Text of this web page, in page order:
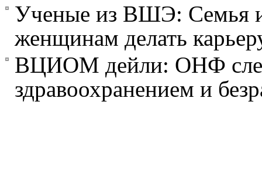
Ученые из ВШЭ: Семья
женщинам делать
ВЦИОМ дейли: ОНФ
здравоохранением и